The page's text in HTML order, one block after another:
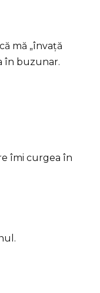
mă „învață
în buzunar.
îmi curgea în